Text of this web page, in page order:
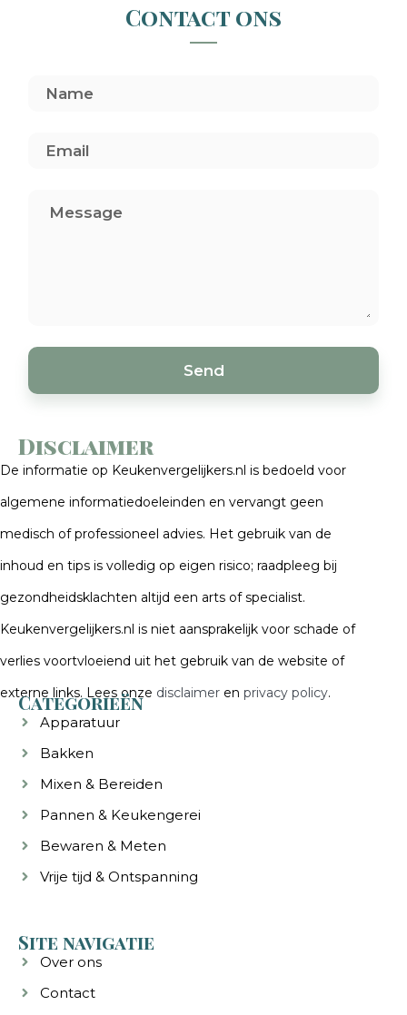
Contact ons
Send
Disclaimer
De informatie op Keukenvergelijkers.nl is bedoeld voor
algemene informatiedoeleinden en vervangt geen
medisch of professioneel advies. Het gebruik van de
inhoud en tips is volledig op eigen risico; raadpleeg bij
gezondheidsklachten altijd een arts of specialist.
Keukenvergelijkers.nl is niet aansprakelijk voor schade of
verlies voortvloeiend uit het gebruik van de website of
externe links. Lees onze disclaimeren privacy policy.
Categorieën
Apparatuur
Bakken
Mixen & Bereiden
Pannen & Keukengerei
Bewaren & Meten
Vrije tijd & Ontspanning
Site navigatie
Over ons
Contact